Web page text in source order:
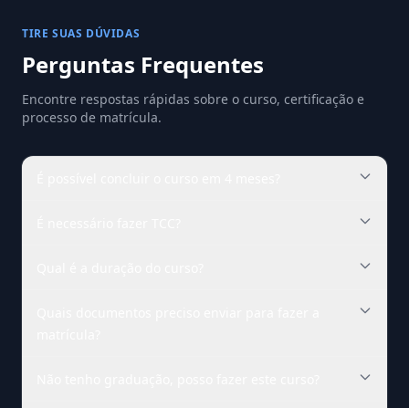
TIRE SUAS DÚVIDAS
Perguntas Frequentes
Encontre respostas rápidas sobre o curso, certificação e
processo de matrícula.